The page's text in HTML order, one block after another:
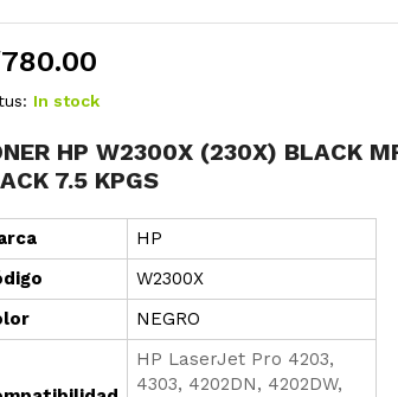
780.00
In stock
HP W2300X (230X) BLACK
7.5 KPGS
HP
igo
W2300X
NEGRO
HP LaserJet Pro 4203,
4303, 4202DN, 4202DW,